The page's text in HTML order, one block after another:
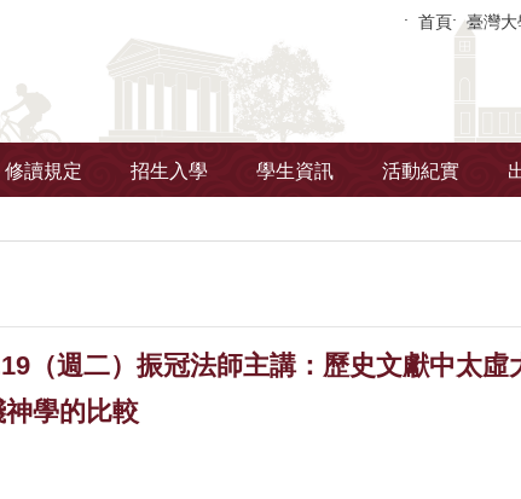
首頁 臺灣大
修讀規定 招生入學 學生資訊 活動紀實
（週二）振冠法師主講：歷史文獻中太
學的比較